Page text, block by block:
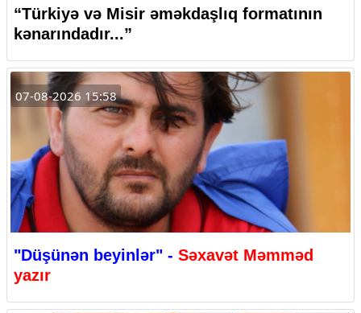
“Türkiyə və Misir əməkdaşlıq formatının
kənarındadır...”
07-08-2026 15:58
"Düşünən beyinlər" - Səxavət Məmməd
yazır